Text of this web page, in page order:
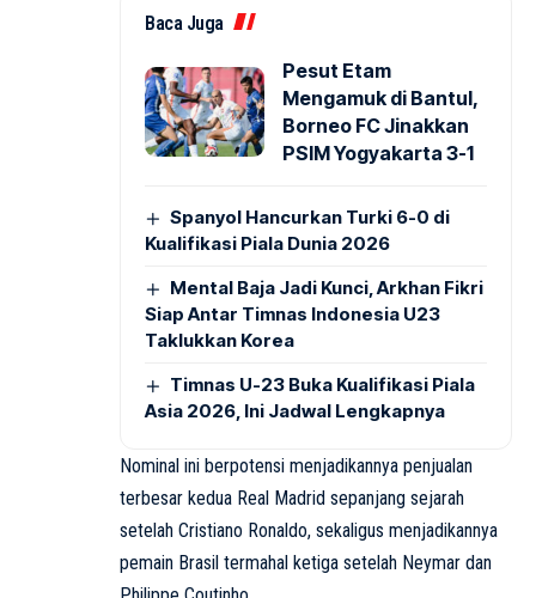
Baca Juga
Pesut Etam
Mengamuk di Bantul,
Borneo FC Jinakkan
PSIM Yogyakarta 3-1
Spanyol Hancurkan Turki 6-0 di
Kualifikasi Piala Dunia 2026
Mental Baja Jadi Kunci, Arkhan Fikri
Siap Antar Timnas Indonesia U23
Taklukkan Korea
Timnas U-23 Buka Kualifikasi Piala
Asia 2026, Ini Jadwal Lengkapnya
Nominal ini berpotensi menjadikannya penjualan
terbesar kedua Real Madrid sepanjang sejarah
setelah Cristiano Ronaldo, sekaligus menjadikannya
pemain Brasil termahal ketiga setelah Neymar dan